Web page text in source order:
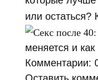
или остаться?
меняется и
Комментарии: